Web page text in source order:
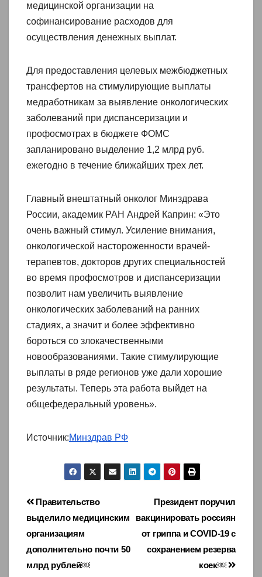
медицинской организации на
софинансирование расходов для
осуществления денежных выплат.
Для предоставления целевых межбюджетных
трансфертов на стимулирующие выплаты
медработникам за выявление онкологических
заболеваний при диспансеризации и
профосмотрах в бюджете ФОМС
запланировано выделение 1,2 млрд руб.
ежегодно в течение ближайших трех лет.
Главный внештатный онколог Минздрава
России, академик РАН Андрей Каприн: «Это
очень важный стимул. Усиление внимания,
онкологической настороженности врачей-
терапевтов, докторов других специальностей
во время профосмотров и диспансеризации
позволит нам увеличить выявление
онкологических заболеваний на ранних
стадиях, а значит и более эффективно
бороться со злокачественными
новообразованиями. Такие стимулирующие
выплаты в ряде регионов уже дали хорошие
результаты. Теперь эта работа выйдет на
общефедеральный уровень».
Источник:Минздрав РФ
Навигация
по
записям
Президент поручил
вакцинировать россиян
от гриппа и COVID-19 с
сохранением резерва
коек￼
Правительство
выделило медицинским
организациям
дополнительно почти 50
млрд рублей￼